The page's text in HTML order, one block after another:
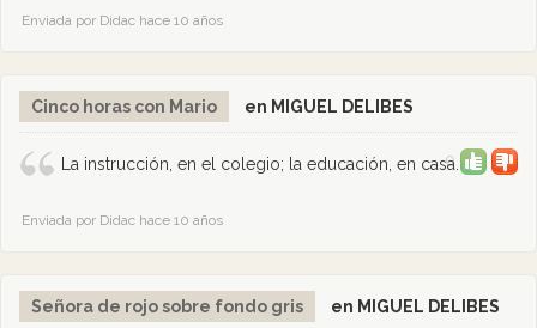
Enviada por Didac hace 10 años
Cinco horas con Mario en MIGUEL DELIBES
La instrucción, en el colegio; la educación, en casa.
0
Enviada por Didac hace 10 años
Señora de rojo sobre fondo gris en MIGUEL DELIBES